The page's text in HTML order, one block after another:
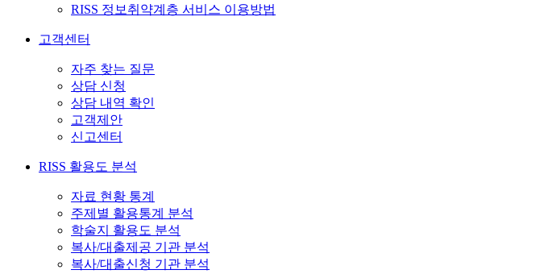
RISS 정보취약계층 서비스 이용방법
고객센터
자주 찾는 질문
상담 신청
상담 내역 확인
고객제안
신고센터
RISS 활용도 분석
자료 현황 통계
주제별 활용통계 분석
학술지 활용도 분석
복사/대출제공 기관 분석
복사/대출신청 기관 분석